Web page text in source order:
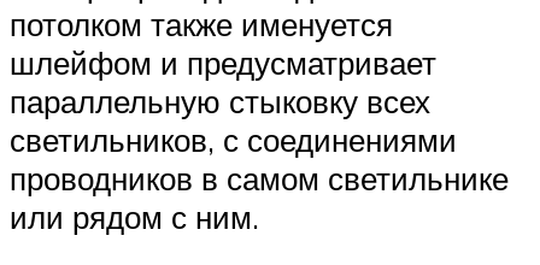
потолком также именуется
шлейфом и предусматривает
параллельную стыковку всех
светильников, с соединениями
проводников в самом светильнике
или рядом с ним.